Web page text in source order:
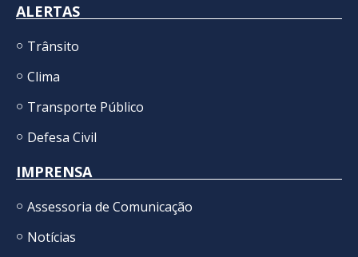
ALERTAS
Trânsito
Clima
Transporte Público
Defesa Civil
IMPRENSA
Assessoria de Comunicação
Notícias